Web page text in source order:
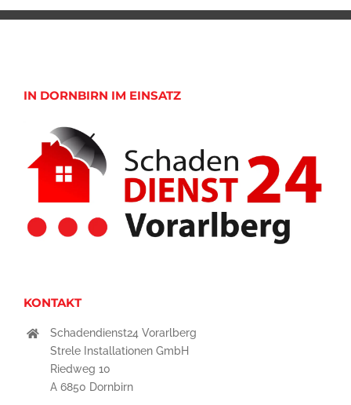
IN DORNBIRN IM EINSATZ
KONTAKT
Schadendienst24 Vorarlberg
Strele Installationen GmbH
Riedweg 10
A 6850 Dornbirn